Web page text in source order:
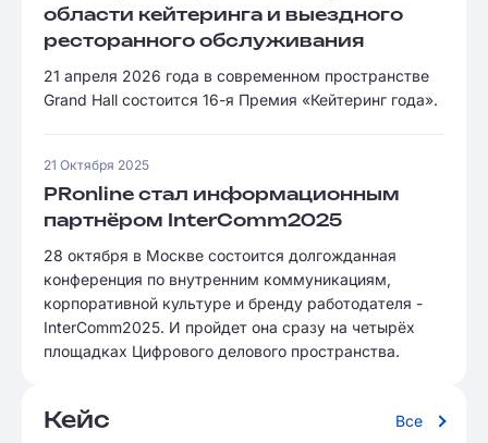
области кейтеринга и выездного
ресторанного обслуживания
21 апреля 2026 года в современном пространстве
Grand Hall состоится 16-я Премия «Кейтеринг года».
21 Октября 2025
PRonline стал информационным
партнёром InterComm2025
28 октября в Москве состоится долгожданная
конференция по внутренним коммуникациям,
корпоративной культуре и бренду работодателя -
InterComm2025. И пройдет она сразу на четырёх
площадках Цифрового делового пространства.
Кейс Все